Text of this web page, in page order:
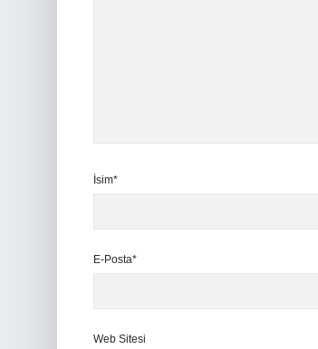
İsim*
E-Posta*
Web Sitesi